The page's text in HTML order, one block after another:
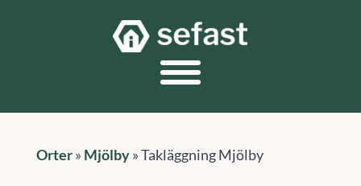
Orter» Mjölby»Takläggning Mjölby